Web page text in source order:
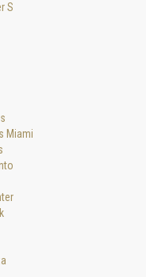
S
Miami